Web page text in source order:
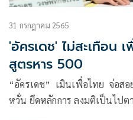
31 กรกฎาคม 2565
'อัครเดช' ไม่สะเทือน
สูตรหาร 500
“อัครเดช” เมินเพื่อไทย จ่อส
หวั่น ยึดหลักการ ลงมติเป็นไปต